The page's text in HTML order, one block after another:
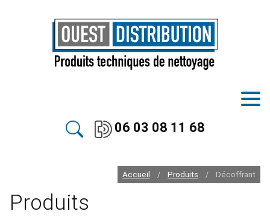
06 03 08 11 68
Accueil / Produits / Décoffrant
Produits